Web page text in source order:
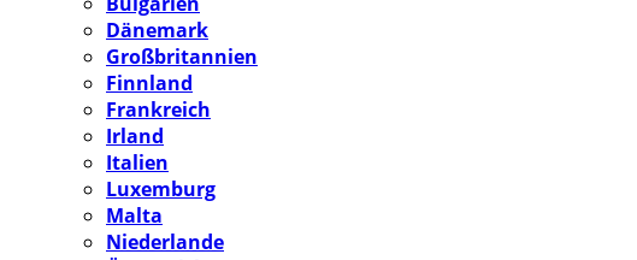
Dänemark
Großbritannien
Finnland
Frankreich
Irland
Italien
Luxemburg
Malta
Niederlande